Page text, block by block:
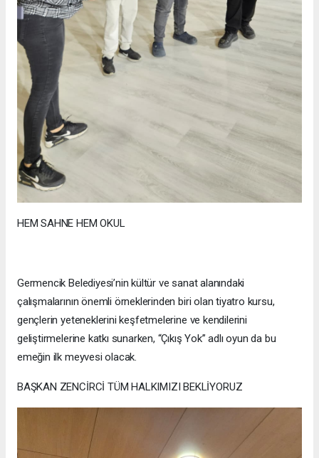
HEM SAHNE HEM OKUL
Germencik Belediyesi’nin kültür ve sanat alanındaki
çalışmalarının önemli örneklerinden biri olan tiyatro kursu,
gençlerin yeteneklerini keşfetmelerine ve kendilerini
geliştirmelerine katkı sunarken, “Çıkış Yok” adlı oyun da bu
emeğin ilk meyvesi olacak.
BAŞKAN ZENCİRCİ TÜM HALKIMIZI BEKLİYORUZ